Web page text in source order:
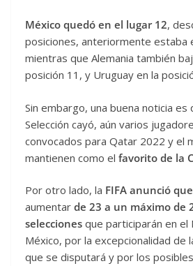
México quedó en el lugar 12,
posiciones, anteriormente estaba
mientras que Alemania también
posición 11, y Uruguay en la
Sin embargo, una buena noticia es
Selección cayó, aún varios
convocados para Qatar 2022 y el
mantienen como el favorito de la
Por otro lado, la FIFA anunció
aumentar de 23 a un máximo de
selecciones que participarán en el
México, por la excepcionalidad de
que se disputará y por los